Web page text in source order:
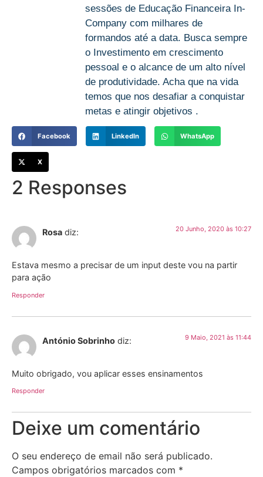
sessões de Educação Financeira In-
Company com milhares de
formandos até a data. Busca sempre
o Investimento em crescimento
pessoal e o alcance de um alto nível
de produtividade. Acha que na vida
temos que nos desafiar a conquistar
metas e atingir objetivos .
Facebook LinkedIn WhatsApp
X
2 Responses
Rosa diz: 20 Junho, 2020 às 10:27
Estava mesmo a precisar de um input deste vou na partir
para ação
Responder
António Sobrinho diz: 9 Maio, 2021 às 11:44
Muito obrigado, vou aplicar esses ensinamentos
Responder
Deixe um comentário
O seu endereço de email não será publicado.
Campos obrigatórios marcados com *